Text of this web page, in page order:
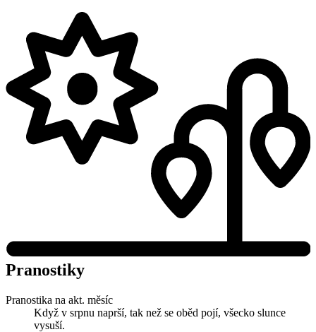
Pranostiky
Pranostika na akt. měsíc
Když v srpnu naprší, tak než se oběd pojí, všecko slunce
vysuší.